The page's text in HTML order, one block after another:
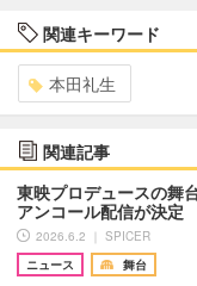
関連キーワード
本田礼生
関連記事
東映プロデュースの舞
アンコール配信が決
2026.6.2 ｜ SPICER
ニュース
舞台